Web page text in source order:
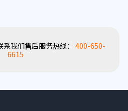
我们售后服务热线： 400-650-
6615